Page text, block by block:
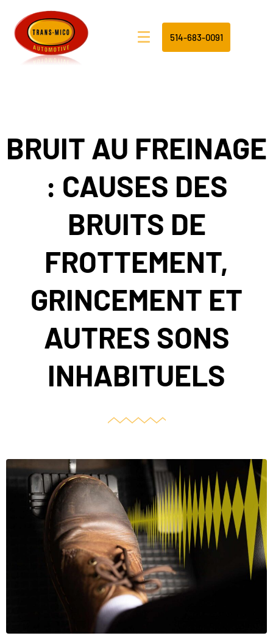
514-683-0091
BRUIT AU FREINAGE
: CAUSES DES
BRUITS DE
FROTTEMENT,
GRINCEMENT ET
AUTRES SONS
INHABITUELS